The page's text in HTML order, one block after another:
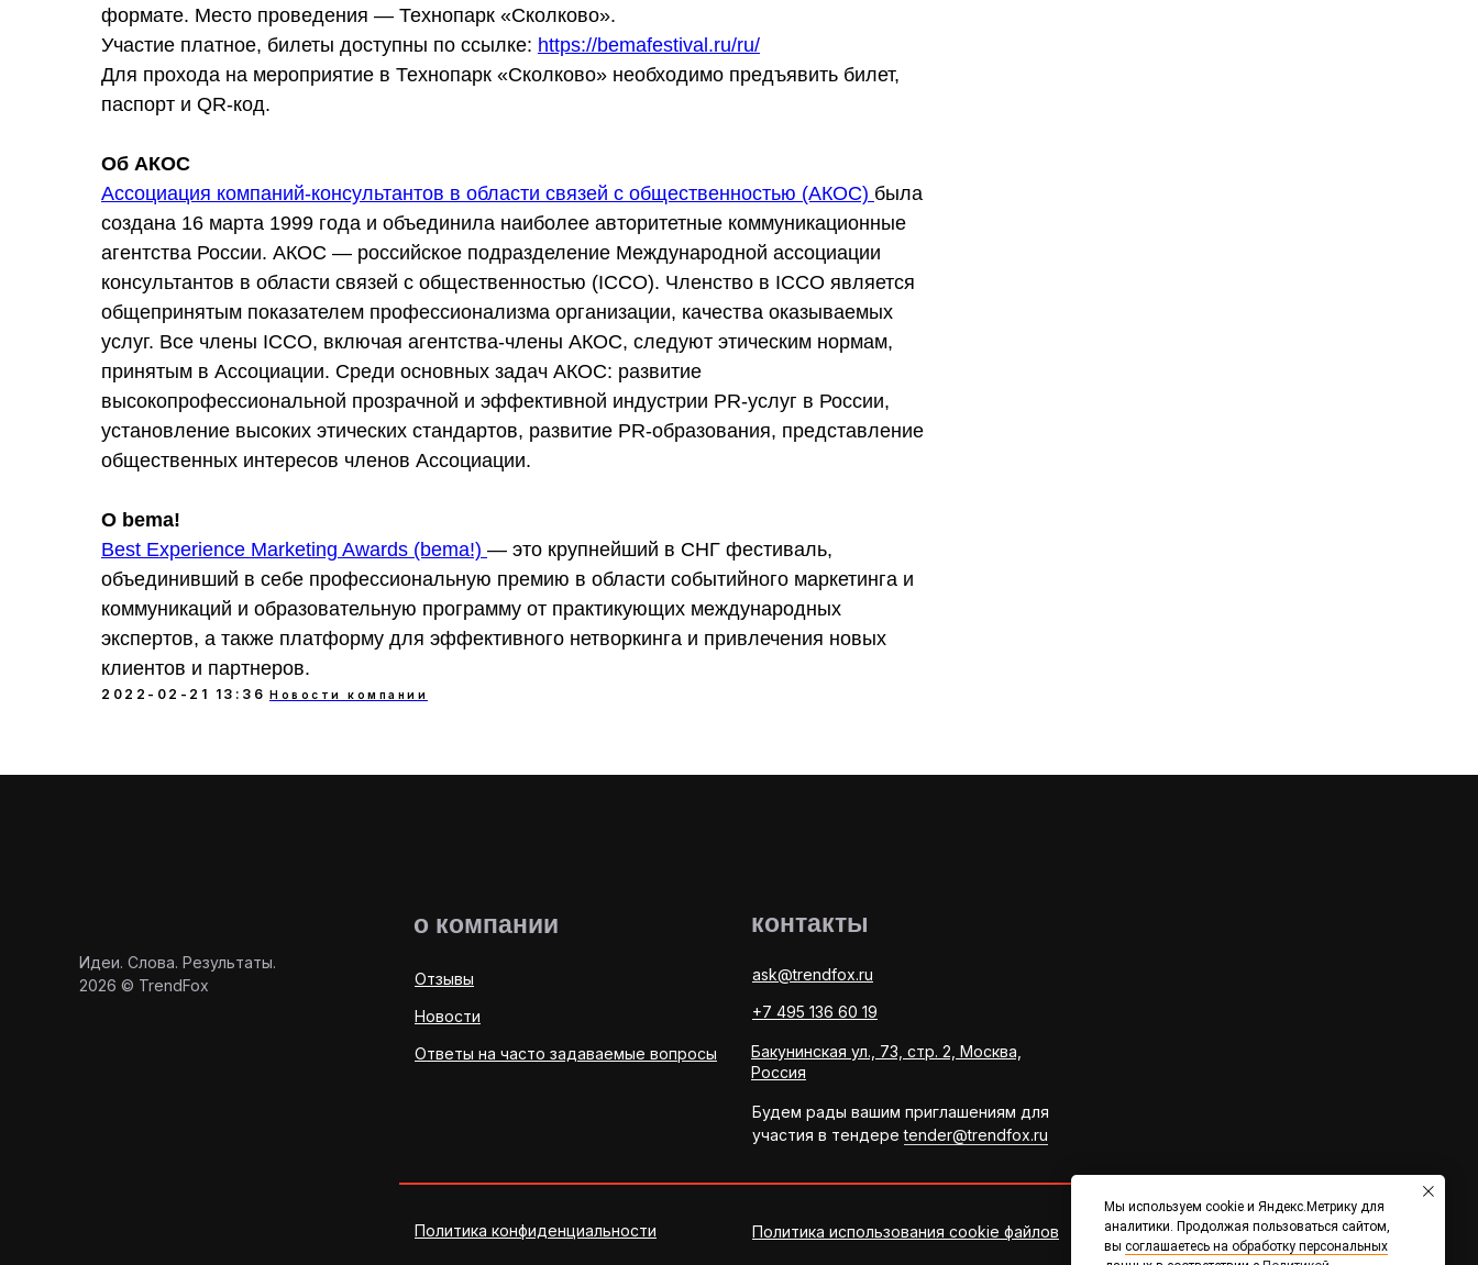
формате. Место проведения — Технопарк «Сколково».
Участие платное, билеты доступны по ссылке: https://bemafestival.ru/ru/
Для прохода на мероприятие в Технопарк «Сколково» необходимо предъявить билет,
паспорт и QR-код.
Об АКОС
Ассоциация компаний-консультантов в области связей с общественностью (АКОС) была
создана 16 марта 1999 года и объединила наиболее авторитетные коммуникационные
агентства России. АКОС — российское подразделение Международной ассоциации
консультантов в области связей с общественностью (ICCO). Членство в ICCO является
общепринятым показателем профессионализма организации, качества оказываемых
услуг. Все члены ICCO, включая агентства-члены АКОС, следуют этическим нормам,
принятым в Ассоциации. Среди основных задач АКОС: развитие
высокопрофессиональной прозрачной и эффективной индустрии PR-услуг в России,
установление высоких этических стандартов, развитие PR-образования, представление
общественных интересов членов Ассоциации.
О bema!
Best Experience Marketing Awards (bema!) — это крупнейший в СНГ фестиваль,
объединивший в себе профессиональную премию в области событийного маркетинга и
коммуникаций и образовательную программу от практикующих международных
экспертов, а также платформу для эффективного нетворкинга и привлечения новых
клиентов и партнеров.
2022-02-21 13:36 Новости компании
Мы используем cookie и Яндекс.Метрику для
аналитики. Продолжая пользоваться сайтом,
вы соглашаетесь на обработку персональных
Идеи. Слова. Результаты.
2026 © TrendFox
контакты
о компании
Будем рады вашим приглашениям для
участия в тендереtender@trendfox.ru
Бакунинская ул., 73, стр. 2, Москва,
Россия
+7 495 136 60 19
ask@trendfox.ru
Согласие на обработку
персональных данных
Политика использования cookie файлов
Политика конфиденциальности
Ответы на часто задаваемые вопросы
Новости
Отзывы